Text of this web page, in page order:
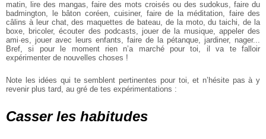
matin, lire des mangas, faire des mots croisés ou des sudokus, faire du
badmington, le bâton coréen, cuisiner, faire de la méditation, faire des
câlins à leur chat, des maquettes de bateau, de la moto, du taichi, de la
boxe, bricoler, écouter des podcasts, jouer de la musique, appeler des
ami·es, jouer avec leurs enfants, faire de la pétanque, jardiner, nager...
Bref, si pour le moment rien n’a marché pour toi, il va te falloir
expérimenter de nouvelles choses !
Note les idées qui te semblent pertinentes pour toi, et n’hésite pas à y
revenir plus tard, au gré de tes expérimentations :
Casser les habitudes